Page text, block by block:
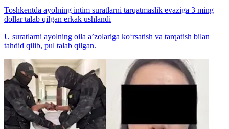
Toshkentda ayolning intim suratlarni tarqatmaslik evaziga 3 ming
dollar talab qilgan erkak ushlandi
U suratlarni ayolning oila a’zolariga ko‘rsatish va tarqatish bilan
tahdid qilib, pul talab qilgan.